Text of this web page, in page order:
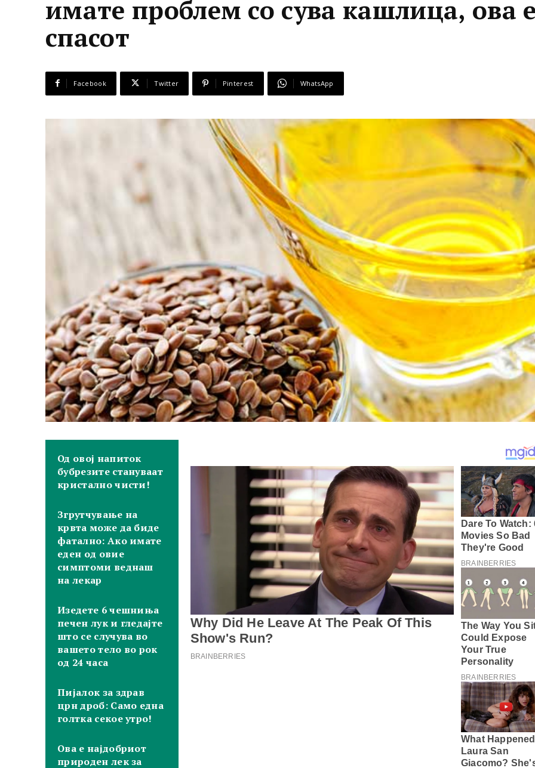
имате проблем со сува кашлица, ова
спасот
Facebook Twitter Pinterest WhatsApp
Од овој напиток
бубрезите стануваат
кристално чисти!
Згрутчување на
крвта може да биде
фатално: Aко имате
еден од овие
симптоми веднаш
на лекар
Изедете 6 чешниња
печен лук и гледајте
што се случува во
вашето тело во рок
од 24 часа
Пијалок за здрав
црн дроб: Само една
голтка секое утро!
Ова е најдобриот
природен лек за